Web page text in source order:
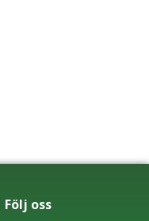
Följ oss